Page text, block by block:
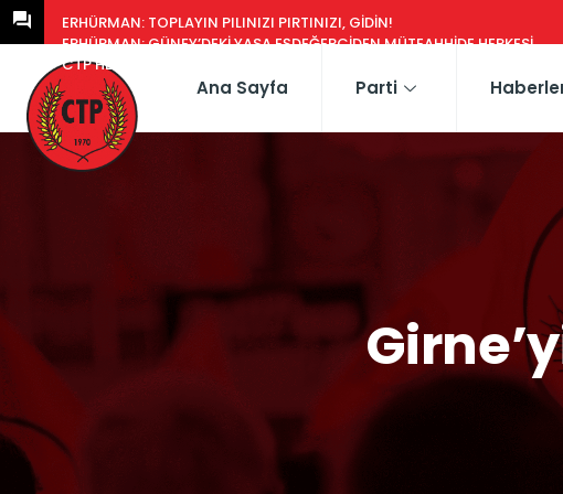
ERHÜRMAN: TOPLAYIN PILINIZI PIRTINIZI, GIDIN!
ERHÜRMAN: GÜNEY’DEKI YASA EŞDEĞERCIDEN MÜTEAHHIDE HERKESI ...
CTP HEYETI, TRAFIK EĞITIM PARKI’NI YERINDE INCELEDI
Ana Sayfa Parti